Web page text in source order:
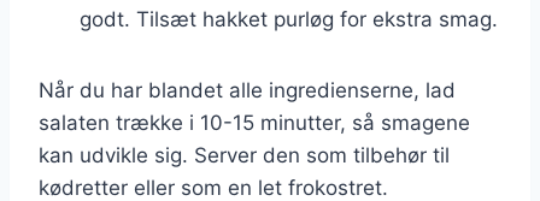
godt. Tilsæt hakket purløg for ekstra smag.
Når du har blandet alle ingredienserne, lad
salaten trække i 10-15 minutter, så smagene
kan udvikle sig. Server den som tilbehør til
kødretter eller som en let frokostret.